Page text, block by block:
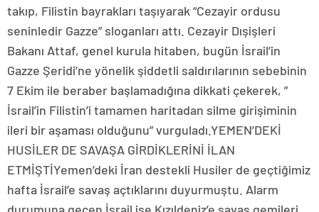
takıp, Filistin bayrakları taşıyarak “Cezayir ordusu
seninledir Gazze” sloganları attı. Cezayir Dışişleri
Bakanı Attaf, genel kurula hitaben, bugün İsrail’in
Gazze Şeridi’ne yönelik şiddetli saldırılarının sebebinin
7 Ekim ile beraber başlamadığına dikkati çekerek, ”
İsrail’in Filistin’i tamamen haritadan silme girişiminin
ileri bir aşaması olduğunu” vurguladı.YEMEN’DEKİ
HUSİLER DE SAVAŞA GİRDİKLERİNİ İLAN
ETMİŞTİYemen’deki İran destekli Husiler de geçtiğimiz
hafta İsrail’e savaş açtıklarını duyurmuştu. Alarm